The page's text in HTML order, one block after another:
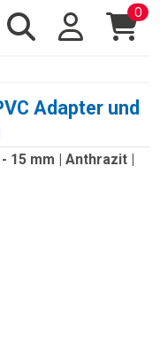
0
Adapter und
15 mm | Anthrazit |